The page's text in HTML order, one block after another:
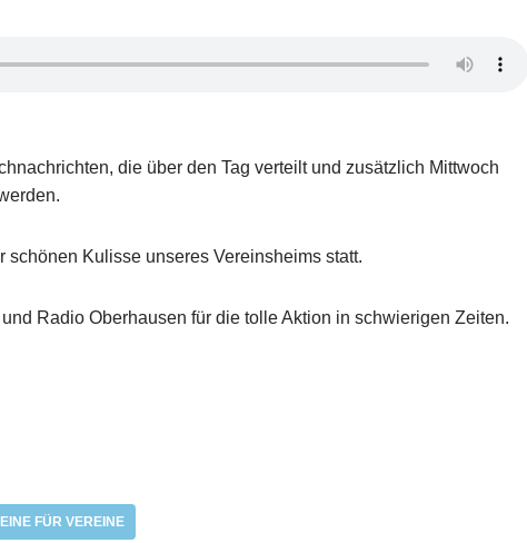
die über den Tag verteilt und zusätzlich Mittwoch
schönen Kulisse unseres Vereinsheims statt.
Radio Oberhausen für die tolle Aktion in schwierigen Zeiten.
FÜR VEREINE